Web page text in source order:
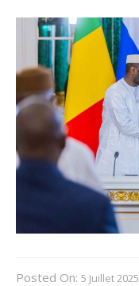
Posted On: 5 Juillet 2025